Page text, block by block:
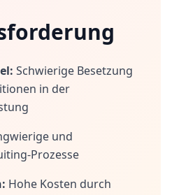
Schwierige Besetzung
in der
und
Prozesse
Hohe Kosten durch